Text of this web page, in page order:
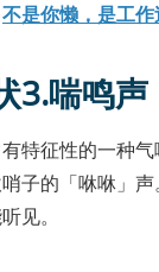
不是你懒，是工
3.喘鸣声
特征性的一种
子的「咻咻」
见。